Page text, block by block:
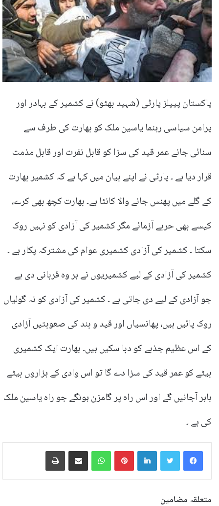
پاکستان پیپلز پارٹی (شہید بھٹو) نے کشمیر کے بہادر اور
پرامن سیاسی رہنما یاسین ملک کو بھارت کی طرف سے
سنائی جانے عمر قید کی سزا کو قابل نفرت اور قابل مذمت
قرار دیا ہے ۔ پارٹی نے اپنے بیان میں کہا ہے کہ کشمیر بھارت
کے گلے میں پھنس جانے والا کانٹا ہے۔ بھارت کچھ بھی کرے،
کیسے بھی حربے آزمائے مگر کشمیر کی آزادی کو نہیں روک
سکتا ۔ کشمیر کی آزادی کشمیری عوام کی مشترکہ پکار ہے ۔
کشمیر کی آزادی کے لیے کشمیریوں نے ہر وہ قربانی دی ہے
جو آزادی کے لیے دی جاتی ہے ۔ کشمیر کی آزادی کو نہ گولیاں
روک پائیں ہیں، پھانسیاں اور قید و بند کی صعوبتیں آزادی
کے اس عظیم جذبے کو دبا سکیں ہیں۔ بھارت ایک کشمیری
بیٹے کو عمر قید کی سزا دے گا تو اس وادی کے ہزاروں بیٹے
باہر آجائیں گے اور اس راہ پر گامزن ہونگے جو راہ یاسین ملک
کی ہے ۔
LinkedIn
WhatsApp ایمیل پر شیئر کریں
متعلقہ مضامین